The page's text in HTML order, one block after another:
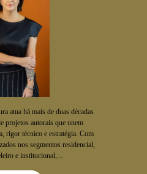
atua há mais de duas décadas
projetos autorais que unem
rigor técnico e estratégia. Com
nos segmentos residencial,
e institucional,...